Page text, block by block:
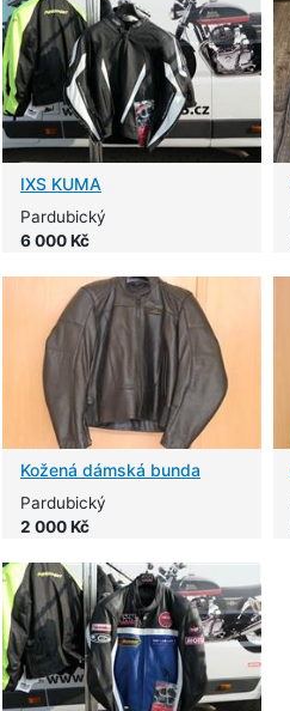
IXS KUMA
Pardubický
6 000 Kč
Kožená dámská bunda
Pardubický
2 000 Kč